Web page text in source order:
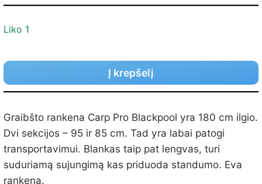
Liko 1
Į krepšelį
Graibšto rankena Carp Pro Blackpool yra 180 сm ilgio.
Dvi sekcijos – 95 ir 85 сm. Tad yra labai patogi
transportavimui. Blankas taip pat lengvas, turi
suduriamą sujungimą kas priduoda standumo. Eva
rankena.